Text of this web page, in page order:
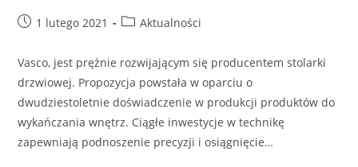
Post1 lutego 2021
PostAktualności
Vasco, jest prężnie rozwijającym się producentem stolarki
drzwiowej. Propozycja powstała w oparciu o
dwudziestoletnie doświadczenie w produkcji produktów do
wykańczania wnętrz. Ciągłe inwestycje w technikę
zapewniają podnoszenie precyzji i osiągnięcie…